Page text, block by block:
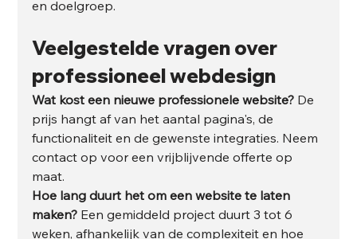
en doelgroep.
Veelgestelde vragen over
professioneel webdesign
Wat kost een nieuwe professionele website? De
prijs hangt af van het aantal pagina's, de
functionaliteit en de gewenste integraties. Neem
contact op voor een vrijblijvende offerte op
maat.
Hoe lang duurt het om een website te laten
maken? Een gemiddeld project duurt 3 tot 6
weken, afhankelijk van de complexiteit en hoe